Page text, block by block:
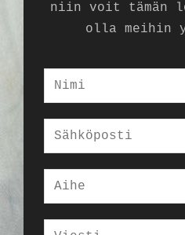
niin voit tämän
olla meihin
i
m
ä
h
i
h